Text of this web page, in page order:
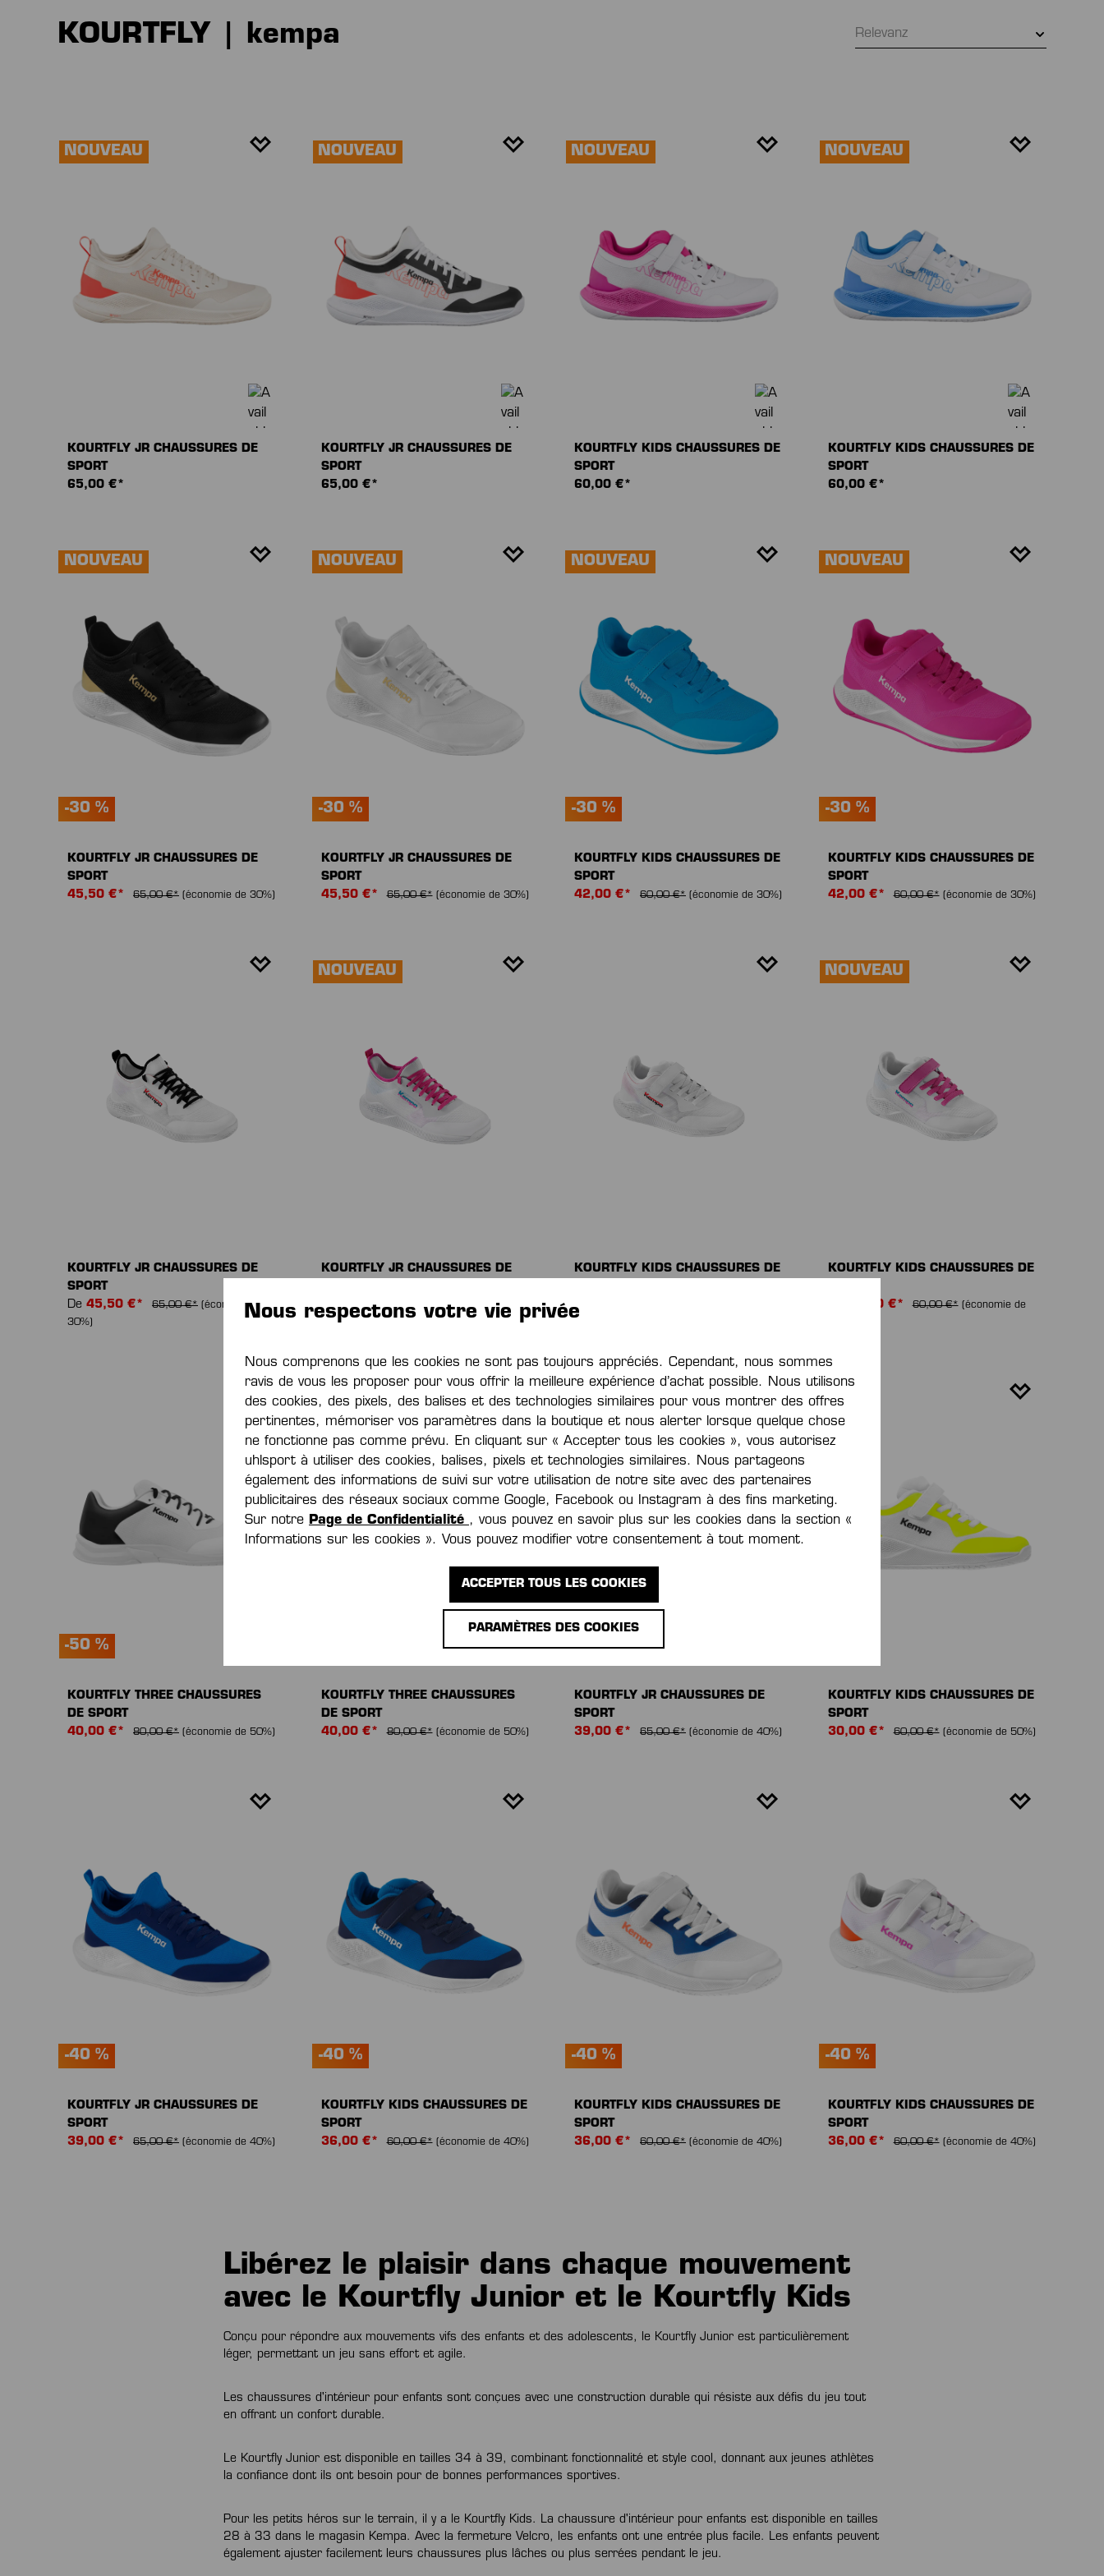
KOURTFLY | kempa Relevanz
NOUVEAU
KOURTFLY JR CHAUSSURES DE
SPORT
65,00 €*
NOUVEAU
KOURTFLY JR CHAUSSURES DE
SPORT
65,00 €*
NOUVEAU
KOURTFLY KIDS CHAUSSURES DE
SPORT
60,00 €*
NOUVEAU
KOURTFLY KIDS CHAUSSURES DE
SPORT
60,00 €*
NOUVEAU
-30 %
KOURTFLY JR CHAUSSURES DE
SPORT
45,50 €*
65,00 €* (économie de 30%)
NOUVEAU
-30 %
KOURTFLY JR CHAUSSURES DE
SPORT
45,50 €*
65,00 €* (économie de 30%)
NOUVEAU
-30 %
KOURTFLY KIDS CHAUSSURES DE
SPORT
42,00 €*
60,00 €* (économie de 30%)
NOUVEAU
-30 %
KOURTFLY KIDS CHAUSSURES DE
SPORT
42,00 €*
60,00 €* (économie de 30%)
KOURTFLY JR CHAUSSURES DE
SPORT
De 45,50 €* 65,00 €* (économie de
30%)
NOUVEAU
KOURTFLY JR CHAUSSURES DE
De45,50 €* 65,00 €* (économie de
30%)
KOURTFLY KIDS CHAUSSURES DE
De
NOUVEAU
KOURTFLY KIDS CHAUSSURES DE
42,00 €* 60,00 €* (économie de
-50 %
KOURTFLY THREE CHAUSSURES
DE SPORT
40,00 €*
80,00 €* (économie de 50%)
KOURTFLY THREE CHAUSSURES
DE SPORT
40,00 €*
80,00 €* (économie de 50%)
-40 %
KOURTFLY JR CHAUSSURES DE
SPORT
39,00 €*
65,00 €* (économie de 40%)
KOURTFLY KIDS CHAUSSURES DE
SPORT
30,00 €*
60,00 €* (économie de 50%)
-40 %
KOURTFLY JR CHAUSSURES DE
SPORT
39,00 €*
65,00 €* (économie de 40%)
-40 %
KOURTFLY KIDS CHAUSSURES DE
SPORT
36,00 €*
60,00 €* (économie de 40%)
-40 %
KOURTFLY KIDS CHAUSSURES DE
SPORT
36,00 €*
60,00 €* (économie de 40%)
-40 %
KOURTFLY KIDS CHAUSSURES DE
SPORT
36,00 €*
60,00 €* (économie de 40%)
Libérez le plaisir dans chaque mouvement
avec le Kourtfly Junior et le Kourtfly Kids
Conçu pour répondre aux mouvements vifs des enfants et des adolescents, le Kourtfly Junior est particulièrement
léger, permettant un jeu sans effort et agile.
Les chaussures d'intérieur pour enfants sont conçues avec une construction durable qui résiste aux défis du jeu tout
en offrant un confort durable.
Le Kourtfly Junior est disponible en tailles 34 à 39, combinant fonctionnalité et style cool, donnant aux jeunes athlètes
la confiance dont ils ont besoin pour de bonnes performances sportives.
Pour les petits héros sur le terrain, il y a le Kourtfly Kids. La chaussure d'intérieur pour enfants est disponible en tailles
28 à 33 dans le magasin Kempa. Avec la fermeture Velcro, les enfants ont une entrée plus facile. Les enfants peuvent
également ajuster facilement leurs chaussures plus lâches ou plus serrées pendant le jeu.
Nous respectons votre vie privée
Nous comprenons que les cookies ne sont pas toujours appréciés. Cependant, nous sommes
ravis de vous les proposer pour vous offrir la meilleure expérience d’achat possible. Nous utilisons
des cookies, des pixels, des balises et des technologies similaires pour vous montrer des offres
pertinentes, mémoriser vos paramètres dans la boutique et nous alerter lorsque quelque chose
ne fonctionne pas comme prévu. En cliquant sur « Accepter tous les cookies », vous autorisez
uhlsport à utiliser des cookies, balises, pixels et technologies similaires. Nous partageons
également des informations de suivi sur votre utilisation de notre site avec des partenaires
publicitaires des réseaux sociaux comme Google, Facebook ou Instagram à des fins marketing.
Sur notre Page de Confidentialité , vous pouvez en savoir plus sur les cookies dans la section «
Informations sur les cookies ». Vous pouvez modifier votre consentement à tout moment.
PARAMÈTRES DES COOKIES
ACCEPTER TOUS LES COOKIES